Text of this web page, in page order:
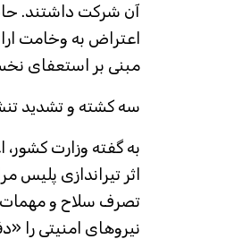
آن شرکت داشتند.
اعتراض به وخامت
مبنی بر استعفای
سه کشته و تشدید
به گفته وزارت
اثر تیراندازی
تصرف سلاح و مهمات،
نیروهای امنیتی را